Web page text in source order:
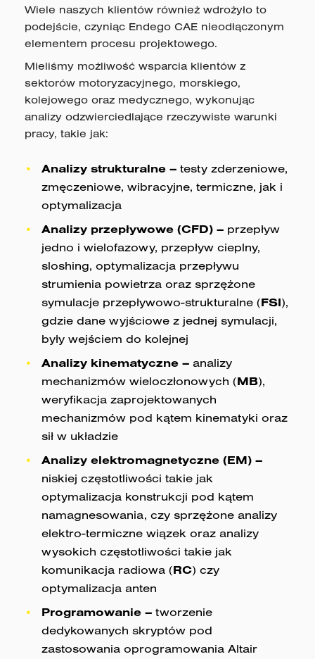
Wiele naszych klientów również wdrożyło to
podejście, czyniąc Endego CAE nieodłączonym
elementem procesu projektowego.
Mieliśmy możliwość wsparcia klientów z
sektorów motoryzacyjnego, morskiego,
kolejowego oraz medycznego, wykonując
analizy odzwierciedlające rzeczywiste warunki
pracy, takie jak:
Analizy strukturalne – testy zderzeniowe,
zmęczeniowe, wibracyjne, termiczne, jak i
optymalizacja
Analizy przepływowe (CFD) – przepływ
jedno i wielofazowy, przepływ cieplny,
sloshing, optymalizacja przepływu
strumienia powietrza oraz sprzężone
symulacje przepływowo-strukturalne (FSI),
gdzie dane wyjściowe z jednej symulacji,
były wejściem do kolejnej
Analizy kinematyczne – analizy
mechanizmów wieloczłonowych (MB),
weryfikacja zaprojektowanych
mechanizmów pod kątem kinematyki oraz
sił w układzie
Analizy elektromagnetyczne (EM) –
niskiej częstotliwości takie jak
optymalizacja konstrukcji pod kątem
namagnesowania, czy sprzężone analizy
elektro-termiczne wiązek oraz analizy
wysokich częstotliwości takie jak
komunikacja radiowa (RC) czy
optymalizacja anten
Programowanie – tworzenie
dedykowanych skryptów pod
zastosowania oprogramowania Altair